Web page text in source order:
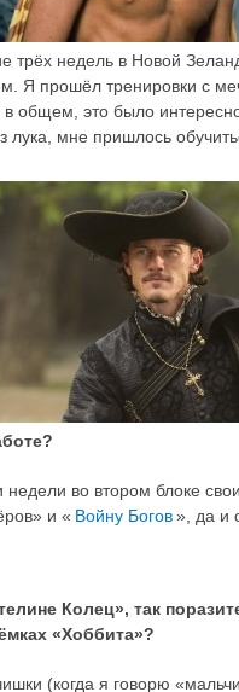
трёх недель в Новой
Я прошёл тренировки с
общем, это было
лука, мне пришлось
недели во втором блоке
и « Войну Богов», да и
Колец», так
«Хоббита»?
(когда я говорю